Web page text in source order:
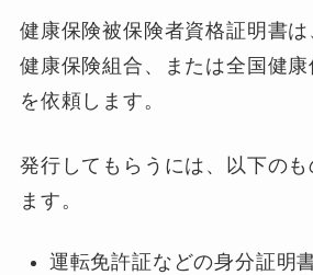
健康保険被保険者資格証明書
健康保険組合、または全国健
を依頼します。
発行してもらうには、以下のも
ます。
運転免許証などの身分証明